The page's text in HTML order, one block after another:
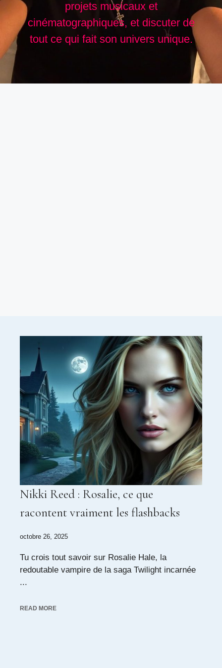
projets musicaux et
cinématographiques, et discuter de
tout ce qui fait son univers unique.
Nikki Reed : Rosalie, ce que
racontent vraiment les flashbacks
octobre 26, 2025
Tu crois tout savoir sur Rosalie Hale, la
redoutable vampire de la saga Twilight incarnée
...
READ MORE